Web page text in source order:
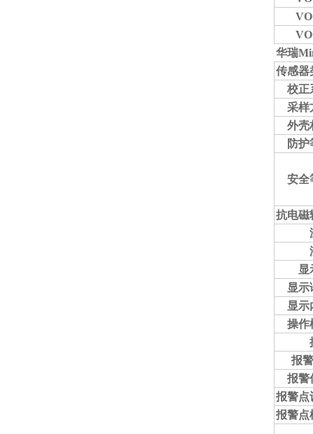
华瑞
传感器
校正
采样
外壳
防护
安全
抗电磁
显
显示
显示
操作
报
报警
报警点
报警点